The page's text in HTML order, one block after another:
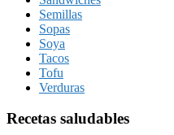
Semillas
Sopas
Soya
Tacos
Tofu
Verduras
Recetas saludables